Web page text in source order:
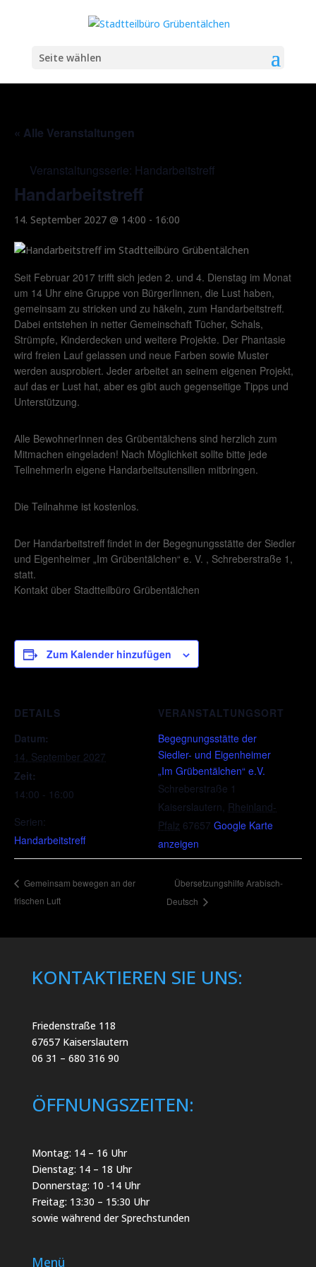
Seite wählen
« Alle Veranstaltungen
Veranstaltungsserie: Handarbeitstreff
Handarbeitstreff
14. September 2027 @ 14:00 - 16:00
Seit Februar 2017 trifft sich jeden 2. und 4. Dienstag im Monat
um 14 Uhr eine Gruppe von BürgerIinnen, die Lust haben,
gemeinsam zu stricken und zu häkeln, zum Handarbeitstreff.
Dabei entstehen in netter Gemeinschaft Tücher, Schals,
Strümpfe, Kinderdecken und weitere Projekte. Der Phantasie
wird freien Lauf gelassen und neue Farben sowie Muster
werden ausprobiert. Jeder arbeitet an seinem eigenen Projekt,
auf das er Lust hat, aber es gibt auch gegenseitige Tipps und
Unterstützung.
Alle BewohnerInnen des Grübentälchens sind herzlich zum
Mitmachen eingeladen! Nach Möglichkeit sollte bitte jede
TeilnehmerIn eigene Handarbeitsutensilien mitbringen.
Die Teilnahme ist kostenlos.
Der Handarbeitstreff findet in der Begegnungsstätte der Siedler
und Eigenheimer „Im Grübentälchen“ e. V. , Schreberstraße 1,
statt.
Kontakt über Stadtteilbüro Grübentälchen
Zum Kalender hinzufügen
DETAILS
Datum:
14. September 2027
Zeit:
14:00 - 16:00
Serien:
Handarbeitstreff
VERANSTALTUNGSORT
Begegnungsstätte der
Siedler- und Eigenheimer
„Im Grübentälchen“ e.V.
Schreberstraße 1
Kaiserslautern, Rheinland-
Pfalz 67657 Google Karte
anzeigen
Gemeinsam bewegen an der
frischen Luft
Übersetzungshilfe Arabisch-
Deutsch
KONTAKTIEREN SIE UNS:
Friedenstraße 118
67657 Kaiserslautern
06 31 – 680 316 90
ÖFFNUNGSZEITEN:
Montag: 14 – 16 Uhr
Dienstag: 14 – 18 Uhr
Donnerstag: 10 -14 Uhr
Freitag: 13:30 – 15:30 Uhr
sowie während der Sprechstunden
Menü